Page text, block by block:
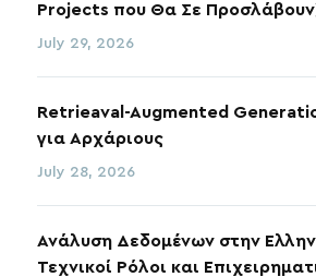
Projects που Θα Σε
July 29, 2026
Retrieaval-Augmented
για Αρχάριους
July 28, 2026
Ανάλυση Δεδομένων στην
Τεχνικοί Ρόλοι και